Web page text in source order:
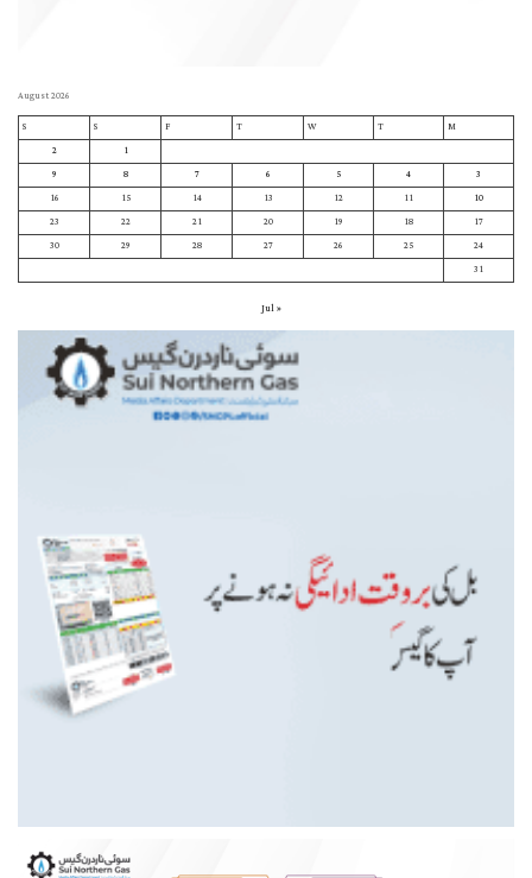
August 2026
M
T
W
T
F
S
S
1
2
3
4
5
6
7
8
9
10
11
12
13
14
15
16
17
18
19
20
21
22
23
24
25
26
27
28
29
30
31
« Jul